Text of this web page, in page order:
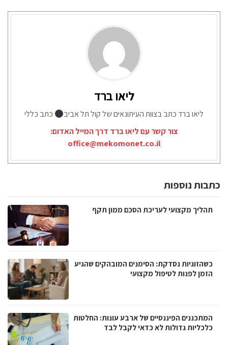
ליאו ברד
ליאו ברד כתב בצוות העיתונאים של קול תל אביב
כתב כללי
צור קשר עם ליאו ברד דרך המייל האדום:
office@mekomonet.co.il
כתבות נוספות
תהליך מקצועי לעריכת הסכם ממון תקף
כשהזוגיות נסדקת: הסימנים המובהקים שהגיע
הזמן לפנות לטיפול מקצועי
המתכננים הפיננסיים של ארבע עונות: החלטות
כלכליות גדולות לא כדאי לקבל לבד